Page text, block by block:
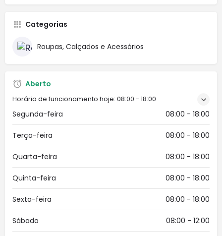
Categorias
Roupas, Calçados e Acessórios
Aberto
Horário de funcionamento hoje: 08:00 - 18:00
Segunda-feira 08:00 - 18:00
Terça-feira 08:00 - 18:00
Quarta-feira 08:00 - 18:00
Quinta-feira 08:00 - 18:00
Sexta-feira 08:00 - 18:00
Sábado 08:00 - 12:00